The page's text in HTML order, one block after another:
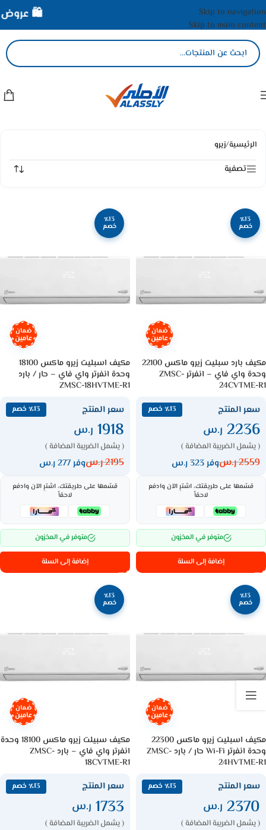
Skip to navigation
Skip to main content
الرئيسية/زيرو
تصفية
٪13
خصم
ضمان
عامين
مكيف بارد سبليت زيرو ماكس 22100
وحدة واي فاي – انفرتر ZMSC-
24CVTME-R1
سعر المنتج ٪13 خصم
2236 ر.س
( يشمل الضريبة المضافة )
2559ر.سوفر 323 ر.س
قسّمها على طريقتك، اشترِ الآن وادفع
لاحقاً
متوفر في المخزون
إضافة إلى السلة
٪13
خصم
ضمان
عامين
مكيف اسبليت زيرو ماكس 18100
وحدة انفرتر واي فاي – حار / بارد
ZMSC-18HVTME-R1
سعر المنتج ٪13 خصم
1918 ر.س
( يشمل الضريبة المضافة )
2195ر.سوفر 277 ر.س
قسّمها على طريقتك، اشترِ الآن وادفع
لاحقاً
متوفر في المخزون
إضافة إلى السلة
٪13
خصم
ضمان
عامين
مكيف اسبليت زيرو ماكس 22300
وحدة انفرتر Wi-Fi حار / بارد ZMSC-
24HVTME-R1
سعر المنتج ٪13 خصم
2370 ر.س
( يشمل الضريبة المضافة )
٪13
خصم
ضمان
عامين
مكيف سبيلت زيرو ماكس 18100 وحدة
انفرتر واي فاي – بارد ZMSC-
18CVTME-R1
سعر المنتج ٪13 خصم
1733 ر.س
( يشمل الضريبة المضافة )
🛍️ عروض